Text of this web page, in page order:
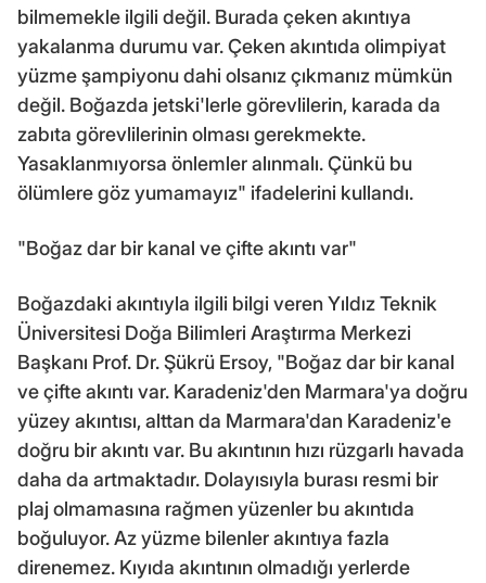
bilmemekle ilgili değil. Burada çeken akıntıya
yakalanma durumu var. Çeken akıntıda olimpiyat
yüzme şampiyonu dahi olsanız çıkmanız mümkün
değil. Boğazda jetski'lerle görevlilerin, karada da
zabıta görevlilerinin olması gerekmekte.
Yasaklanmıyorsa önlemler alınmalı. Çünkü bu
ölümlere göz yumamayız" ifadelerini kullandı.
"Boğaz dar bir kanal ve çifte akıntı var"
Boğazdaki akıntıyla ilgili bilgi veren Yıldız Teknik
Üniversitesi Doğa Bilimleri Araştırma Merkezi
Başkanı Prof. Dr. Şükrü Ersoy, "Boğaz dar bir kanal
ve çifte akıntı var. Karadeniz'den Marmara'ya doğru
yüzey akıntısı, alttan da Marmara'dan Karadeniz'e
doğru bir akıntı var. Bu akıntının hızı rüzgarlı havada
daha da artmaktadır. Dolayısıyla burası resmi bir
plaj olmamasına rağmen yüzenler bu akıntıda
boğuluyor. Az yüzme bilenler akıntıya fazla
direnemez. Kıyıda akıntının olmadığı yerlerde